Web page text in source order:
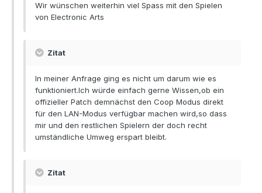
Wir wünschen weiterhin viel Spass mit den Spielen
von Electronic Arts
Zitat
In meiner Anfrage ging es nicht um darum wie es
funktioniert.Ich würde einfach gerne Wissen,ob ein
offizieller Patch demnächst den Coop Modus direkt
für den LAN-Modus verfügbar machen wird,so dass
mir und den restlichen Spielern der doch recht
umständliche Umweg erspart bleibt.
Zitat